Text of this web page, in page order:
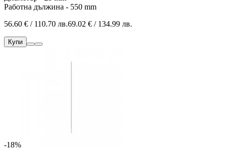
Работна дължина - 550 mm
56.60 € / 110.70 лв.69.02 € / 134.99 лв.
Купи
-18%